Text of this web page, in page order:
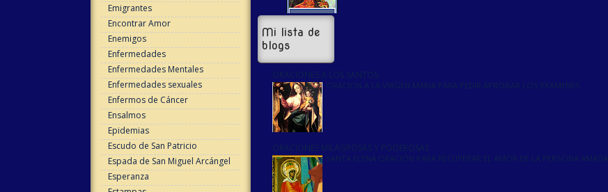
Emigrantes
Encontrar Amor
Enemigos
Enfermedades
Enfermedades Mentales
Enfermedades sexuales
Enfermos de Cáncer
Ensalmos
Epidemias
Escudo de San Patricio
Espada de San Miguel Arcángel
Esperanza
Mi lista de
blogs
ORACIONES A LOS SANTOS
ORACION A LA VIRGEN MARIA PARA PEDIR APROBAR LOS EXAMENES
ORACIONES MILAGROSAS Y PODEROSAS
SANTA ELENA ORACION PARA RECUPERAR EL AMOR DE LA PERSONA AMADA